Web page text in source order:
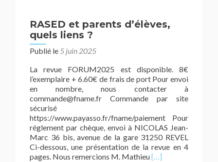
RASED et parents d’élèves,
quels liens ?
Publié le 5 juin 2025
La revue FORUM2025 est disponible. 8€
l’exemplaire + 6.60€ de frais de port Pour envoi
en nombre, nous contacter à
commande@fname.fr Commande par site
sécurisé
https://www.payasso.fr/fname/paiement Pour
réglement par chèque, envoi à NICOLAS Jean-
Marc 36 bis, avenue de la gare 31250 REVEL
Ci-dessous, une présentation de la revue en 4
pages. Nous remercions M. MathieuEn
[…]